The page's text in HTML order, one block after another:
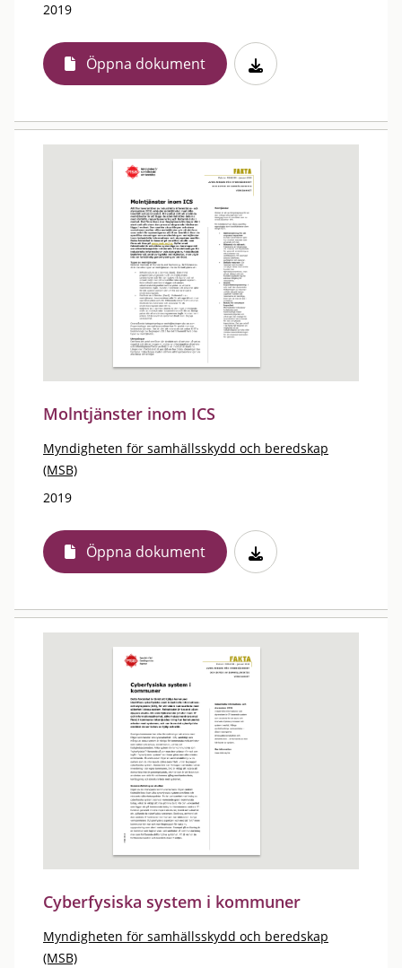
2019
Öppna dokument
Molntjänster inom ICS
Myndigheten för samhällsskydd och beredskap
(MSB)
2019
Öppna dokument
Cyberfysiska system i kommuner
Myndigheten för samhällsskydd och beredskap
(MSB)